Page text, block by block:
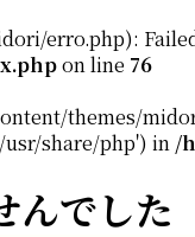
erro.php):
on line 76
themes/
share/php') in /
んでした